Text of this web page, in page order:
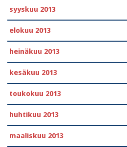
syyskuu 2013
elokuu 2013
heinäkuu 2013
kesäkuu 2013
toukokuu 2013
huhtikuu 2013
maaliskuu 2013